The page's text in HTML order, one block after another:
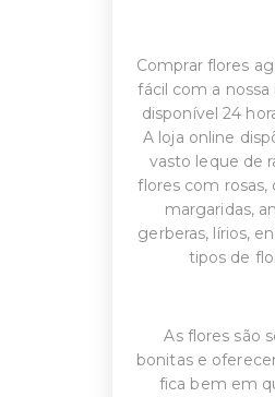
Comprar flores
fácil com a nossa
disponível 24
A loja online
vasto leque de
flores com rosas,
margaridas,
gerberas, lírios,
tipos de
As flores são
bonitas e
fica bem em